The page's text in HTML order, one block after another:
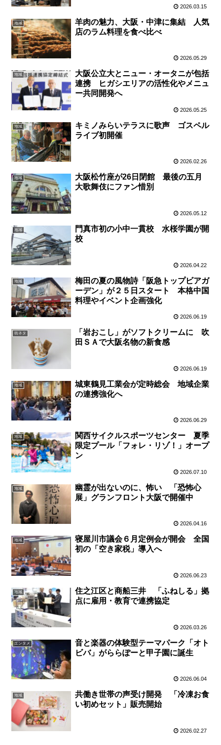
2026.03.15
地域
羊肉の魅力、大阪・中津に集結 人気
店のラム料理を食べ比べ
2026.05.29
地域
大阪公立大とニュー・オータニが包括
連携 ヒガシエリアの活性化やメニュ
ー共同開発へ
2026.05.25
地域
キミノみらいテラスに歌声 ゴスペル
ライブ初開催
2026.02.26
地域
大阪松竹座が26日閉館 最後の五月
大歌舞伎にファン惜別
2026.05.12
地域
門真市初の小中一貫校 水桜学園が開
校
2026.04.22
地域
梅田の夏の風物詩「阪急トップビアガ
ーデン」が２５日スタート 本格中国
料理やイベント企画強化
2026.06.19
街ネタ
「岩おこし」がソフトクリームに 吹
田ＳＡで大阪名物の新食感
2026.06.19
地域
城東鶴見工業会が定時総会 地域企業
の連携強化へ
2026.06.29
地域
関西サイクルスポーツセンター 夏季
限定プール「フォレ・リゾ！」オープ
ン
2026.07.10
地域
幽霊が出ないのに、怖い 「恐怖心
展」グランフロント大阪で開催中
2026.04.16
地域
寝屋川市議会６月定例会が開会 全国
初の「空き家税」導入へ
2026.06.23
地域
住之江区と商船三井 「ふねしる」拠
点に雇用・教育で連携協定
2026.03.26
エンタメ
音と楽器の体験型テーマパーク「オト
ビバ」がららぽーと甲子園に誕生
2026.06.04
地域
共働き世帯の声受け開発 「冷凍お食
い初めセット」販売開始
2026.02.27